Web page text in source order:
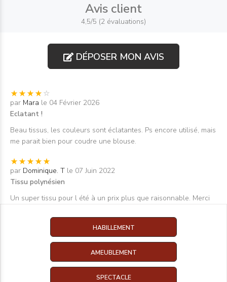
Avis client
4,5/5 (2 évaluations)
DÉPOSER MON AVIS
par Mara le 04 Février 2026
Eclatant !
Beau tissus, les couleurs sont éclatantes. Ps encore utilisé, mais
me parait bien pour coudre une blouse.
par Dominique. T le 07 Juin 2022
Tissu polynésien
Un super tissu pour l été à un prix plus que raisonnable. Merci
HABILLEMENT
AMEUBLEMENT
SPECTACLE